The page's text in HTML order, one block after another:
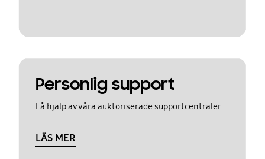
Personlig support
Få hjälp av våra auktoriserade supportcentraler
LÄS MER